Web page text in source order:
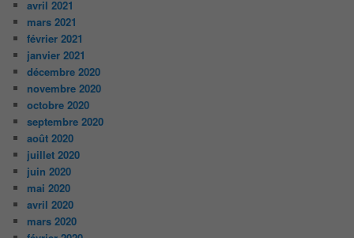
avril 2021
mars 2021
février 2021
janvier 2021
décembre 2020
novembre 2020
octobre 2020
septembre 2020
août 2020
juillet 2020
juin 2020
mai 2020
avril 2020
mars 2020